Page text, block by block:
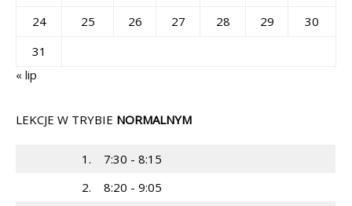
24
25 26 27 28 29
30
31
« lip
LEKCJE W TRYBIE NORMALNYM
1.
7:30 - 8:15
2.
8:20 - 9:05